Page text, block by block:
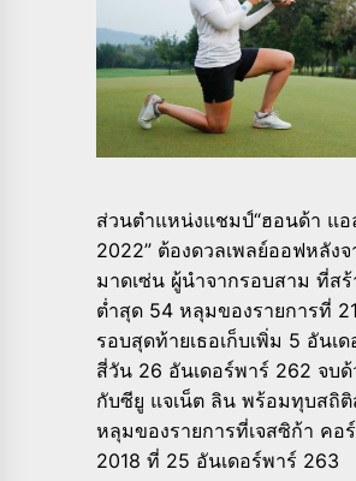
ส่วนตำแหน่งแชมป์“ฮอนด้า แอ
2022” ต้องดวลเพลย์ออฟหลัง
มาดเซ่น ผู้นำจากรอบสาม ที่ส
ต่ำสุด 54 หลุมของรายการที่
รอบสุดท้ายเธอเก็บเพิ่ม 5 อันเ
สี่วัน 26 อันเดอร์พาร์ 262 จบ
กับซียู แจเน็ต ลิน พร้อมทุบสถิ
หลุมของรายการที่เจสซิก้า คอ
2018 ที่ 25 อันเดอร์พาร์ 263